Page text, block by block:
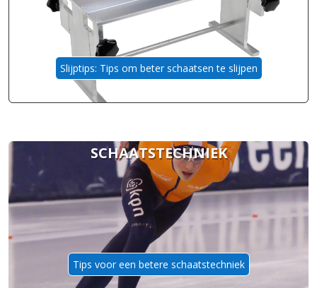
Slijptips: Tips om beter schaatsen te slijpen
SCHAATSTECHNIEK
Tips voor een betere schaatstechniek